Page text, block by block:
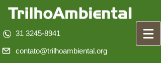
31 3245-8941
contato@trilhoambiental.org